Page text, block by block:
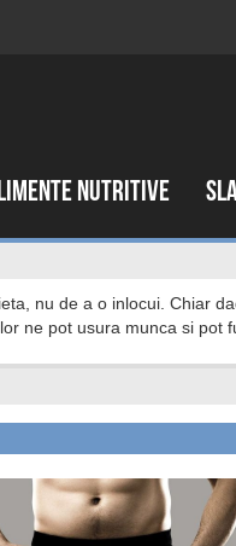
nutritive
ne pot usura munca si pot